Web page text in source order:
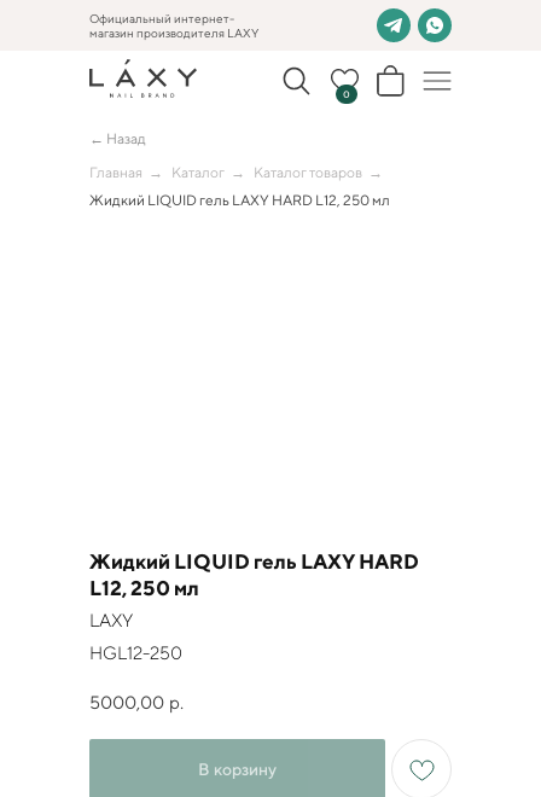
Официальный интернет-
магазин производителя LAXY
0
← Назад
Главная → Каталог → Каталог товаров →
Жидкий LIQUID гель LAXY HARD L12, 250 мл
Жидкий LIQUID гель LAXY HARD
L12, 250 мл
LAXY
HGL12-250
5000,00 р.
В корзину